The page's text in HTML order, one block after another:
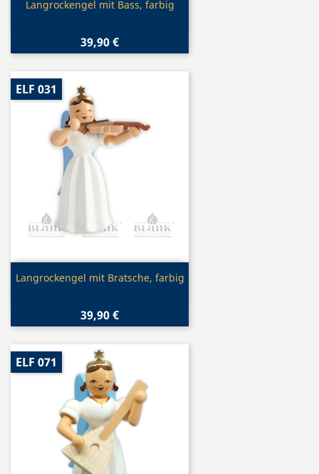
Vorschau
Langrockengel mit Bass, farbig
39,90 €
Vorschau
Langrockengel mit Bratsche, farbig
39,90 €
ELF 031
ELF 071